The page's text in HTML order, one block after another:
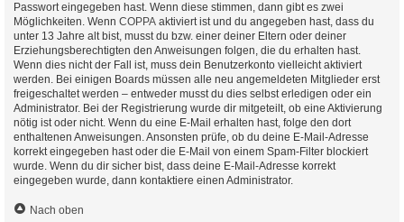
Passwort eingegeben hast. Wenn diese stimmen, dann gibt es zwei
Möglichkeiten. Wenn COPPA aktiviert ist und du angegeben hast, dass du
unter 13 Jahre alt bist, musst du bzw. einer deiner Eltern oder deiner
Erziehungsberechtigten den Anweisungen folgen, die du erhalten hast.
Wenn dies nicht der Fall ist, muss dein Benutzerkonto vielleicht aktiviert
werden. Bei einigen Boards müssen alle neu angemeldeten Mitglieder erst
freigeschaltet werden – entweder musst du dies selbst erledigen oder ein
Administrator. Bei der Registrierung wurde dir mitgeteilt, ob eine Aktivierung
nötig ist oder nicht. Wenn du eine E-Mail erhalten hast, folge den dort
enthaltenen Anweisungen. Ansonsten prüfe, ob du deine E-Mail-Adresse
korrekt eingegeben hast oder die E-Mail von einem Spam-Filter blockiert
wurde. Wenn du dir sicher bist, dass deine E-Mail-Adresse korrekt
eingegeben wurde, dann kontaktiere einen Administrator.
Nach oben